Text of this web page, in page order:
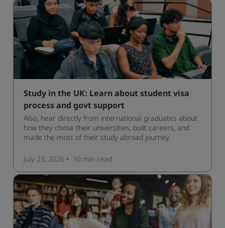
Study in the UK: Learn about student visa
process and govt support
Also, hear directly from international graduates about
how they chose their universities, built careers, and
made the most of their study abroad journey.
July 23, 2026 10 min read